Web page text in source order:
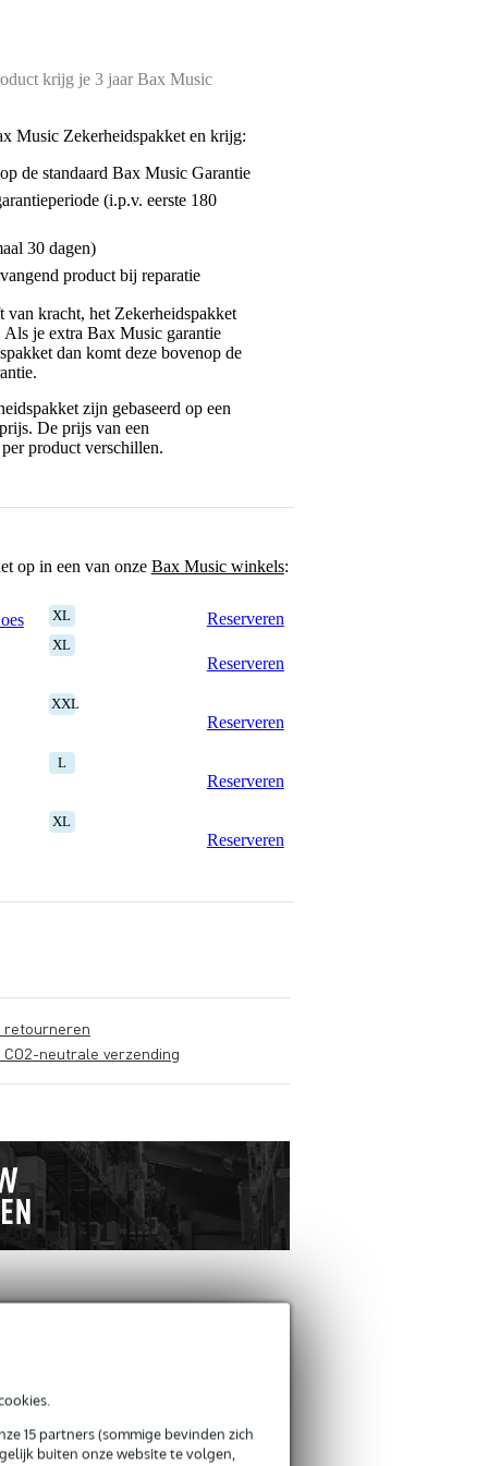
15 partners (sommige bevinden zich
buiten onze website te volgen,
krijg je 3 jaar Bax Music
Music Zekerheidspakket en krijg:
de standaard Bax Music Garantie
(i.p.v. eerste 180
30 dagen)
product bij reparatie
kracht, het Zekerheidspakket
je extra Bax Music garantie
dan komt deze bovenop de
zijn gebaseerd op een
De prijs van een
product verschillen.
op in een van onze Bax Music winkels:
XL
Reserveren
XL
Reserveren
XXL
Reserveren
L
Reserveren
XL
Reserveren
retourneren
CO2-neutrale verzending